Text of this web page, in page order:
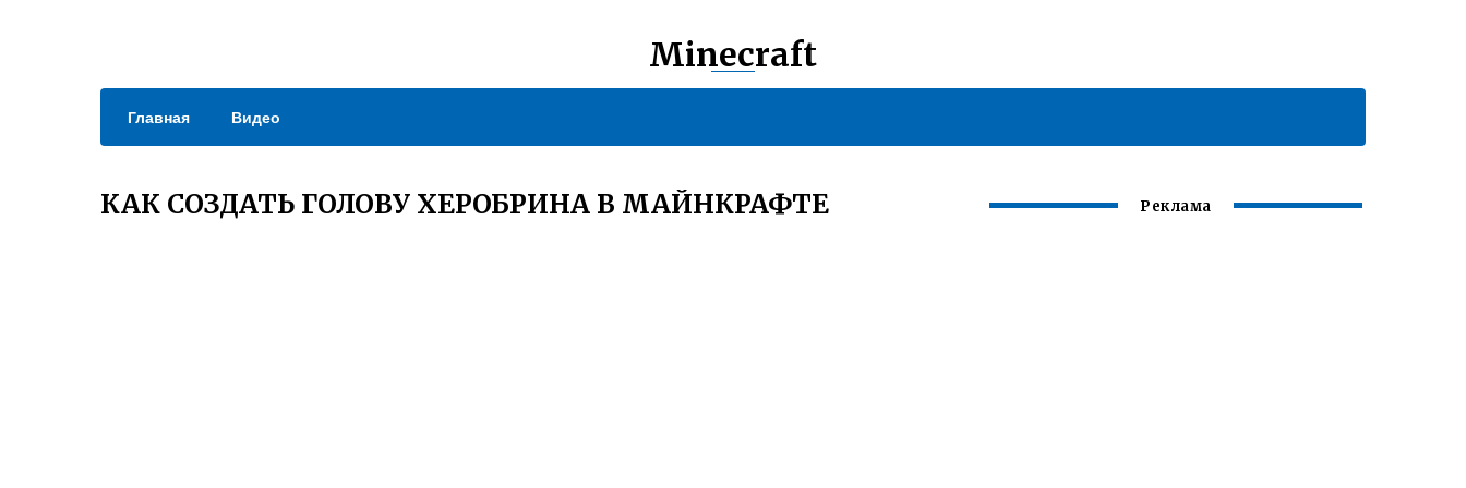
Minecraft
Главная Видео
КАК СОЗДАТЬ ГОЛОВУ ХЕРОБРИНА В МАЙНКРАФТЕ Реклама